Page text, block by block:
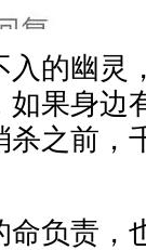
的幽灵
果身边
之前，
负责，